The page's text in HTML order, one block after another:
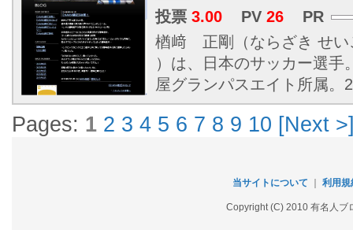
投票 3.00 PV 26
PR
楢﨑 正剛（ならざき せい
）は、日本のサッカー選手
屋グランパスエイト所属。
Pages: 1 2 3 4 5 6 7 8 9 10 [Next
当サイトについて 利用規
Copyright (C) 2010 有名人ブ